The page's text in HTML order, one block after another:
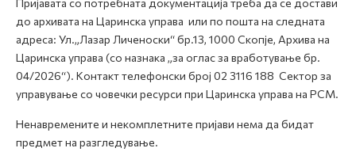
Пријавата со потребната документација треба да се достави
до архивата на Царинска управа или по пошта на следната
адреса: Ул.„Лазар Личеноски“ бр.13, 1000 Скопје, Архива на
Царинска управа (со назнака „за оглас за вработување бр.
04/2026“). Контакт телефонски број 02 3116 188 Сектор за
управување со човечки ресурси при Царинска управа на РСМ.
Ненавремените и некомплетните пријави нема да бидат
предмет на разгледување.